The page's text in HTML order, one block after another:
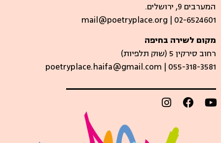
המערבים 9, ירושלים.
mail@poetryplace.org | 02-6524601
מקום לשירה בחיפה
רחוב סירקין 5 (שוק תלפיות)​
poetryplace.haifa@gmail.com | ​055-318-3581